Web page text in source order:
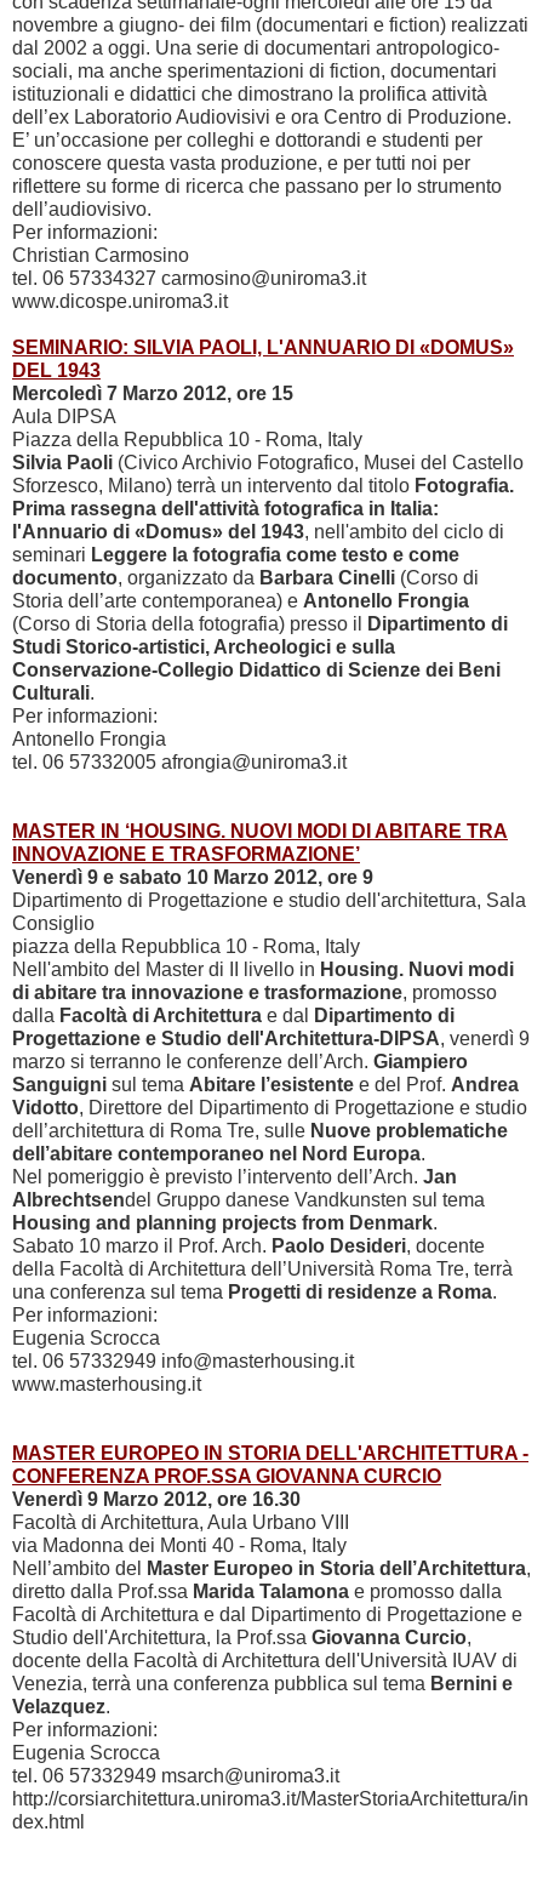
novembre a giugno- dei film (documentari e fiction) realizzati
dal 2002 a oggi. Una serie di documentari antropologico-
sociali, ma anche sperimentazioni di fiction, documentari
istituzionali e didattici che dimostrano la prolifica attività
dell’ex Laboratorio Audiovisivi e ora Centro di Produzione.
E’ un’occasione per colleghi e dottorandi e studenti per
conoscere questa vasta produzione, e per tutti noi per
riflettere su forme di ricerca che passano per lo strumento
dell’audiovisivo.
Per informazioni:
Christian Carmosino
tel. 06 57334327 carmosino@uniroma3.it
www.dicospe.uniroma3.it
SEMINARIO: SILVIA PAOLI, L'ANNUARIO DI «DOMUS»
DEL 1943
Mercoledì 7 Marzo 2012, ore 15
Aula DIPSA
Piazza della Repubblica 10 - Roma, Italy
Silvia Paoli (Civico Archivio Fotografico, Musei del Castello
Sforzesco, Milano) terrà un intervento dal titolo Fotografia.
Prima rassegna dell'attività fotografica in Italia:
l'Annuario di «Domus» del 1943, nell'ambito del ciclo di
seminari Leggere la fotografia come testo e come
documento, organizzato da Barbara Cinelli (Corso di
Storia dell’arte contemporanea) e Antonello Frongia
(Corso di Storia della fotografia) presso il
Dipartimento di
Studi Storico-artistici, Archeologici e sulla
Conservazione-Collegio Didattico di Scienze dei Beni
Culturali.
Per informazioni:
Antonello Frongia
tel. 06 57332005 afrongia@uniroma3.it
MASTER IN ‘HOUSING. NUOVI MODI DI ABITARE TRA
INNOVAZIONE E TRASFORMAZIONE’
Venerdì 9 e sabato 10 Marzo 2012, ore 9
Dipartimento di Progettazione e studio dell'architettura, Sala
Consiglio
piazza della Repubblica 10 - Roma, Italy
Nell'ambito del Master di II livello in Housing. Nuovi modi
di abitare tra innovazione e trasformazione, promosso
dalla Facoltà di Architettura e dal
Dipartimento di
Progettazione e Studio dell'Architettura-DIPSA, venerdì 9
marzo si terranno le conferenze dell’Arch. Giampiero
Sanguigni sul tema Abitare l’esistente e del Prof. Andrea
Vidotto, Direttore del Dipartimento di Progettazione e studio
dell’architettura di Roma Tre, sulle Nuove problematiche
dell’abitare contemporaneo nel Nord Europa.
Nel pomeriggio è previsto l’intervento dell’Arch. Jan
Albrechtsendel Gruppo danese Vandkunsten sul tema
Housing and planning projects from Denmark.
Sabato 10 marzo il Prof. Arch. Paolo Desideri, docente
della Facoltà di Architettura dell’Università Roma Tre, terrà
una conferenza sul tema Progetti di residenze a Roma.
Per informazioni:
Eugenia Scrocca
tel. 06 57332949 info@masterhousing.it
www.masterhousing.it
MASTER EUROPEO IN STORIA DELL'ARCHITETTURA -
CONFERENZA PROF.SSA GIOVANNA CURCIO
Venerdì 9 Marzo 2012, ore 16.30
Facoltà di Architettura, Aula Urbano VIII
via Madonna dei Monti 40 - Roma, Italy
Nell’ambito del
Master Europeo in Storia dell’Architettura,
diretto dalla Prof.ssa Marida Talamona e promosso dalla
Facoltà di Architettura e dal Dipartimento di Progettazione e
Studio dell'Architettura, la Prof.ssa Giovanna Curcio,
docente della Facoltà di Architettura dell'Università IUAV di
Venezia, terrà una conferenza pubblica sul tema Bernini e
Velazquez.
Per informazioni:
Eugenia Scrocca
tel. 06 57332949 msarch@uniroma3.it
http://corsiarchitettura.uniroma3.it/MasterStoriaArchitettura/in
dex.html